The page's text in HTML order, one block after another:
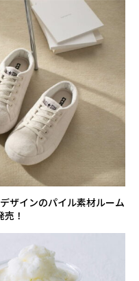
ザインのパイル素材ルーム
！